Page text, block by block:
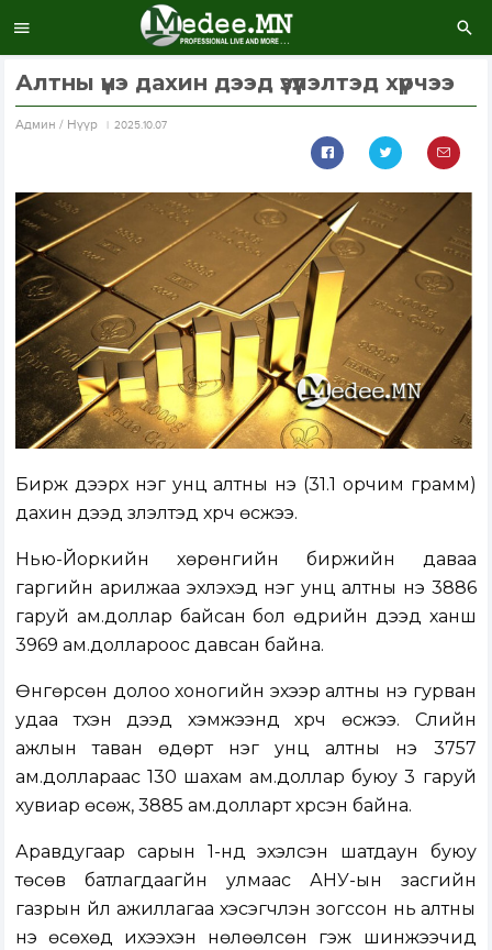
Алтны үнэ дахин дээд үзүүлэлтэд хүрчээ
Aдмин / Нүүр 2025.10.07
Бирж дээрх нэг унц алтны үнэ (31.1 орчим грамм)
дахин дээд үзүүлэлтэд хүрч өсжээ.
Нью-Йоркийн хөрөнгийн биржийн даваа
гаргийн арилжаа эхлэхэд нэг унц алтны үнэ 3886
гаруй ам.доллар байсан бол өдрийн дээд ханш
3969 ам.доллароос давсан байна.
Өнгөрсөн долоо хоногийн эхээр алтны үнэ гурван
удаа түүхэн дээд хэмжээнд хүрч өсжээ. Сүүлийн
ажлын таван өдөрт нэг унц алтны үнэ 3757
ам.доллараас 130 шахам ам.доллар буюу 3 гаруй
хувиар өсөж, 3885 ам.долларт хүрсэн байна.
Аравдугаар сарын 1-нд эхэлсэн шатдаун буюу
төсөв батлагдаагүйн улмаас АНУ-ын засгийн
газрын үйл ажиллагаа хэсэгчлэн зогссон нь алтны
үнэ өсөхөд ихээхэн нөлөөлсөн гэж шинжээчид